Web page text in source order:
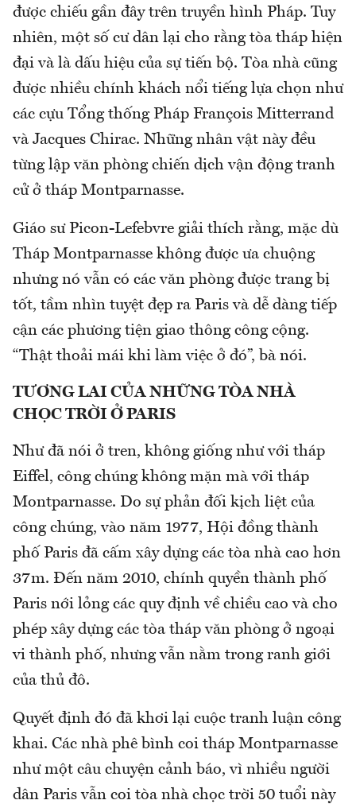
được chiếu gần đây trên truyền hình Pháp. Tuy
nhiên, một số cư dân lại cho rằng tòa tháp hiện
đại và là dấu hiệu của sự tiến bộ. Tòa nhà cũng
được nhiều chính khách nổi tiếng lựa chọn như
các cựu Tổng thống Pháp François Mitterrand
và Jacques Chirac. Những nhân vật này đều
từng lập văn phòng chiến dịch vận động tranh
cử ở tháp Montparnasse.
Giáo sư Picon-Lefebvre giải thích rằng, mặc dù
Tháp Montparnasse không được ưa chuộng
nhưng nó vẫn có các văn phòng được trang bị
tốt, tầm nhìn tuyệt đẹp ra Paris và dễ dàng tiếp
cận các phương tiện giao thông công cộng.
“Thật thoải mái khi làm việc ở đó”, bà nói.
TƯƠNG LAI CỦA NHỮNG TÒA NHÀ
CHỌC TRỜI Ở PARIS
Như đã nói ở tren, không giống như với tháp
Eiffel, công chúng không mặn mà với tháp
Montparnasse. Do sự phản đối kịch liệt của
công chúng, vào năm 1977, Hội đồng thành
phố Paris đã cấm xây dựng các tòa nhà cao hơn
37m. Đến năm 2010, chính quyền thành phố
Paris nới lỏng các quy định về chiều cao và cho
phép xây dựng các tòa tháp văn phòng ở ngoại
vi thành phố, nhưng vẫn nằm trong ranh giới
của thủ đô.
Quyết định đó đã khơi lại cuộc tranh luận công
khai. Các nhà phê bình coi tháp Montparnasse
như một câu chuyện cảnh báo, vì nhiều người
dân Paris vẫn coi tòa nhà chọc trời 50 tuổi này